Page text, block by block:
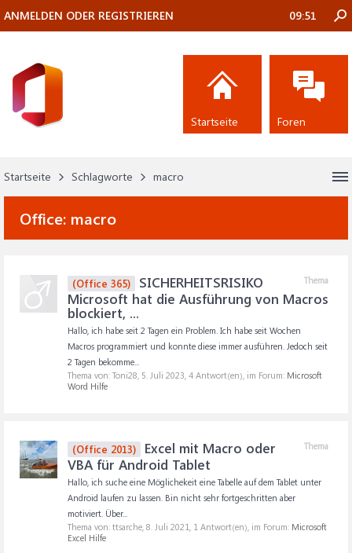
Startseite Schlagworte macro
Office: macro
Thema
(Office 365)
SICHERHEITSRISIKO
Microsoft hat die Ausführung von Macros
blockiert, ...
Hallo, ich habe seit 2 Tagen ein Problem. Ich habe seit Wochen
Macros programmiert und konnte diese immer ausführen. Jedoch seit
2 Tagen bekomme...
Thema von: Toni28, 5. Juli 2023, 4 Antwort(en), im Forum: Microsoft
Word Hilfe
Thema
(Office 2013)
Excel mit Macro oder
VBA für Android Tablet
Hallo, ich suche eine Möglichekeit eine Tabelle auf dem Tablet unter
Android laufen zu lassen. Bin nicht sehr fortgeschritten aber
motiviert. Über...
Thema von: ttsarche, 8. Juli 2021, 1 Antwort(en), im Forum: Microsoft
Excel Hilfe
ANMELDEN ODER REGISTRIEREN 09:51
Startseite Foren